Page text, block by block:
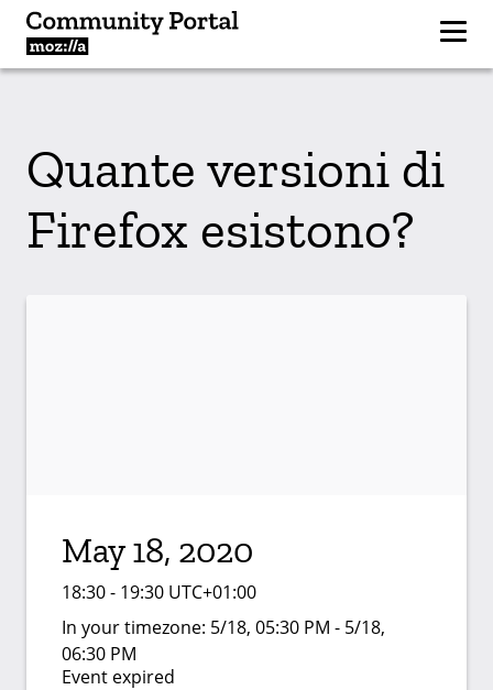
Quante versioni di
Firefox esistono?
May 18, 2020
18:30 - 19:30 UTC+01:00
In your timezone: 5/18, 05:30 PM - 5/18,
06:30 PM
Event expired